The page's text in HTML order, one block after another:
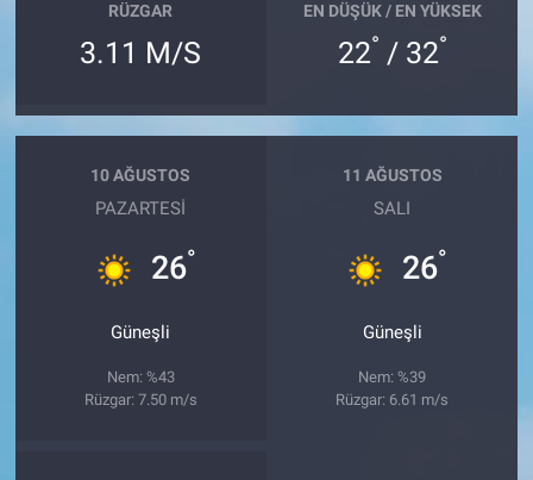
RÜZGAR
3.11 M/S
EN DÜŞÜK / EN YÜKSEK
22° / 32°
10 AĞUSTOS
PAZARTESI
26°
Güneşli
Nem: %43
Rüzgar: 7.50 m/s
11 AĞUSTOS
SALI
26°
Güneşli
Nem: %39
Rüzgar: 6.61 m/s